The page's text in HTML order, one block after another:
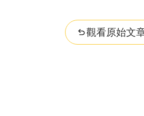
觀看原始文